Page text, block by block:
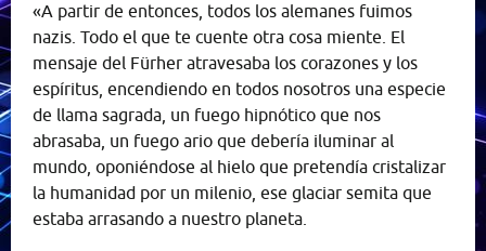
«A partir de entonces, todos los alemanes fuimos
nazis. Todo el que te cuente otra cosa miente. El
mensaje del Fürher atravesaba los corazones y los
espíritus, encendiendo en todos nosotros una especie
de llama sagrada, un fuego hipnótico que nos
abrasaba, un fuego ario que debería iluminar al
mundo, oponiéndose al hielo que pretendía cristalizar
la humanidad por un milenio, ese glaciar semita que
estaba arrasando a nuestro planeta.